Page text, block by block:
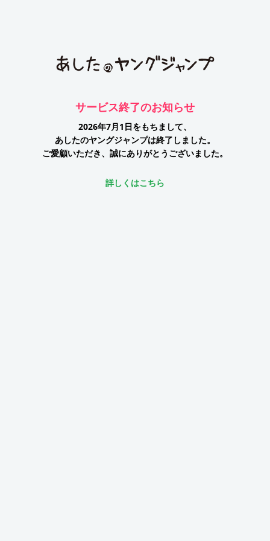
サービス終了のお知らせ
2026年7月1日をもちまして、
あしたのヤングジャンプは終了しました。
ご愛顧いただき、誠にありがとうございました。
詳しくはこちら